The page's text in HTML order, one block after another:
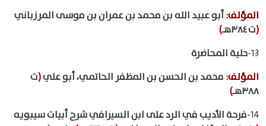
المؤلف:أبو عبيد الله بن محمد بن عمران بن موسى المرزباني
(ت ٣٨٤هـ
)
13- حلية المحاضرة
المؤلف: محمد بن الحسن بن المظفر الحاتمي،أبو علي(ت
٣٨٨هـ
)
14- فرحة الأديب في الرد على ابن السيرافي شرح أبيات سيبويه